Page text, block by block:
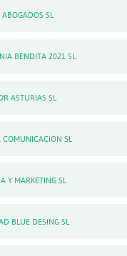
SL
BENDITA 2021 SL
ASTURIAS SL
COMUNICACION SL
Y MARKETING SL
BLUE DESING SL